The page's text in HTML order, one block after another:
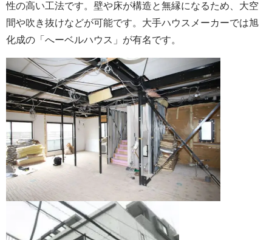
性の高い工法です。壁や床が構造と無縁になるため、大空
間や吹き抜けなどが可能です。大手ハウスメーカーでは旭
化成の「へーベルハウス」が有名です。